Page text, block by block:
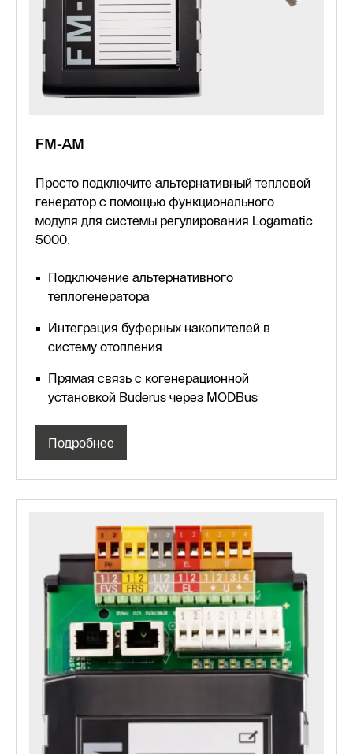
FM-AM
Просто подключите альтернативный тепловой
генератор с помощью функционального
модуля для системы регулирования Logamatic
5000.
Подключение альтернативного
теплогенератора
Интеграция буферных накопителей в
систему отопления
Прямая связь с когенерационной
установкой Buderus через MODBus
Подробнее